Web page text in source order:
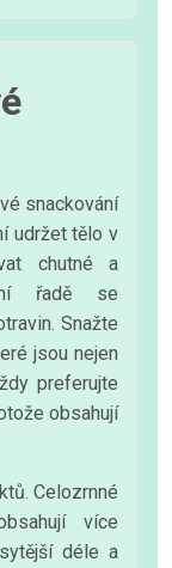
snackování
udržet tělo v
chutné a
řadě se
Snažte
jsou nejen
preferujte
obsahují
Celozrnné
více
déle a